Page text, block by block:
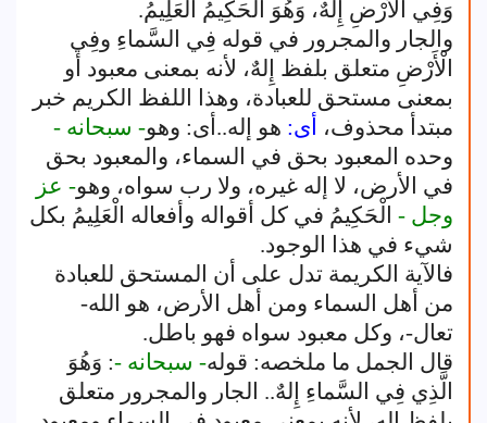
وَفِي الْأَرْضِ إِلهٌ، وَهُوَ الْحَكِيمُ الْعَلِيمُ.
والجار والمجرور في قوله فِي السَّماءِ وفِي
الْأَرْضِ متعلق بلفظ إِلهٌ، لأنه بمعنى معبود أو
بمعنى مستحق للعبادة، وهذا اللفظ الكريم خبر
مبتدأ محذوف، أى: هو إله..أى: وهو- سبحانه -
وحده المعبود بحق في السماء، والمعبود بحق
في الأرض، لا إله غيره، ولا رب سواه، وهو- عز
وجل - الْحَكِيمُ في كل أقواله وأفعاله الْعَلِيمُ بكل
شيء في هذا الوجود.
فالآية الكريمة تدل على أن المستحق للعبادة
من أهل السماء ومن أهل الأرض، هو الله-
تعال-، وكل معبود سواه فهو باطل.
قال الجمل ما ملخصه: قوله- سبحانه -: وَهُوَ
الَّذِي فِي السَّماءِ إِلهٌ.. الجار والمجرور متعلق